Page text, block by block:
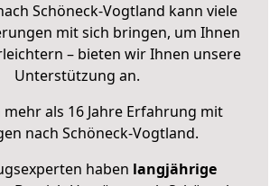
Schöneck-Vogtland kann viele
mit sich bringen, um Ihnen
– bieten wir Ihnen unsere
Unterstützung an.
als 16 Jahre Erfahrung mit
nach Schöneck-Vogtland.
haben langjährige